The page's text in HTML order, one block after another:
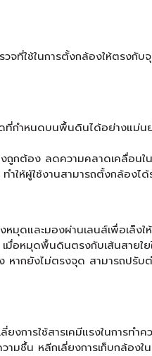
จที่ใช้ในการตั้งกล้องให้ตรง
กำหนดบนพื้นดินได้อย่างแม่นย
กต้อง ลดความคลาดเคลื่อนใ
ให้ผู้ใช้งานสามารถตั้งกล้องได้
ดและมองผ่านเลนส์เพื่อเล็ง
อหมุดพื้นดินตรงกับเส้นสายใ
ากยังไม่ตรงจุด สามารถปรับ
งการใช้สารเคมีแรงในการทำค
ามชื้น หลีกเลี่ยงการเก็บกล้อ